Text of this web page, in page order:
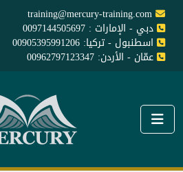
training@mercury-training.com
دبي - الإمارات : 0097144505697
اسطنبول - تركيا: 00905395991206
عمّان - الأردن: 00962797123347